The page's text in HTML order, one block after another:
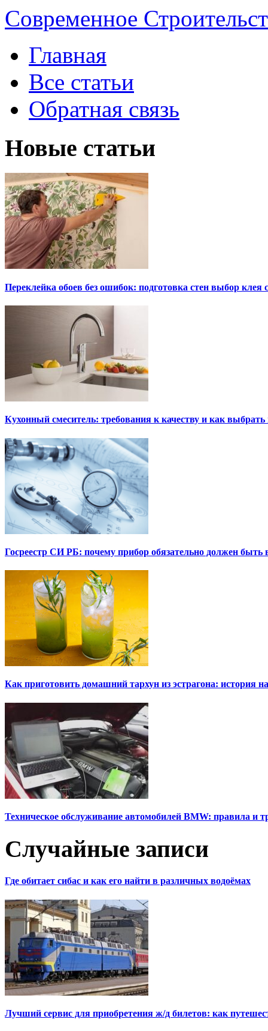
Современное
Главная
Все статьи
Обратная связь
Новые статьи
Переклейка обоев без ошибок: подготовка стен выбор клея
Кухонный смеситель: требования к качеству и как
Госреестр СИ РБ: почему прибор обязательно должен быть
Как приготовить домашний тархун из эстрагона: история
Техническое обслуживание автомобилей BMW: правила и
Случайные записи
Где обитает сибас и как его найти в различных водоёмах
Лучший сервис для приобретения ж/д билетов: как